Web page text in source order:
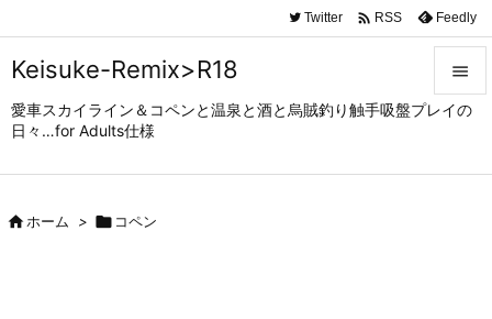
Keisuke-Remix>R18
愛車スカイライン＆コペンと温泉と酒と烏賊釣り触手吸盤プレイの
日々…for Adults仕様



Twitter  RSS Feedly
ホーム >  コペン